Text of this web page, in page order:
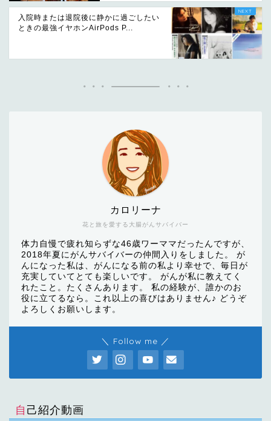
入院時または退院後に静かに過ごしたい
ときの最強イヤホンAirPods P...
花と旅を愛する大腸がんサバイバー
カロリーナ
体力自慢で疲れ知らずな46歳ワーママだったんですが、
2018年夏にがんサバイバーの仲間入りをしました。 が
んになった私は、がんになる前の私より幸せで、毎日が
充実していてとても楽しいです。 がんが私に教えてく
れたこと。たくさんあります。 私の経験が、誰かのお
役に立てるなら。これ以上の喜びはありません♪ どうぞ
よろしくお願いします。
＼ Follow me ／
自己紹介動画